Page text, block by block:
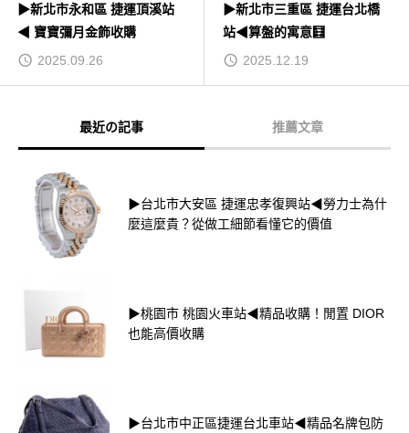
▶新北市永和區 捷運頂溪站
◀ 寶寶彌月金飾收購
2025.09.26
▶新北市三重區 捷運台北橋
站◀算盤的寓意🧮
2025.12.19
最近の記事 推薦文章
▶台北市大安區 捷運忠孝復興站◀勞力士為什
麼這麼貴？從做工細節看懂它的價值
▶桃園市 桃園火車站◀精品收購！閒置 DIOR
也能高價收購
▶台北市中正區捷運台北車站◀精品名牌包防